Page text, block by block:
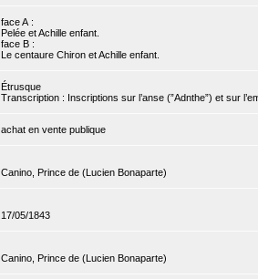
face A :
Pelée et Achille enfant.
face B :
Le centaure Chiron et Achille enfant.
Étrusque
Transcription : Inscriptions sur l’anse (”Adnthe”) et sur
achat en vente publique
Canino, Prince de (Lucien Bonaparte)
17/05/1843
Canino, Prince de (Lucien Bonaparte)